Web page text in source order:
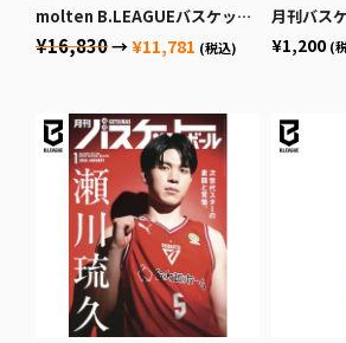
molten B.LEAGUEバスケットボール公式試合球
¥16,830→¥11,781 (税込)
月刊バスケットボー
¥1,200 (